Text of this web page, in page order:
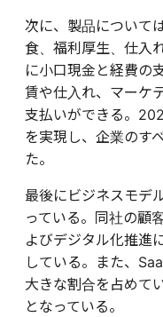
次に、製品について
食、福利厚生、仕入
に小口現金と経費の
賃や仕入れ、マーケ
支払いができる。
を実現し、企業のす
た。
最後にビジネスモデ
っている。同社の顧
よびデジタル化推進
している。また、
大きな割合を占めて
となっている。